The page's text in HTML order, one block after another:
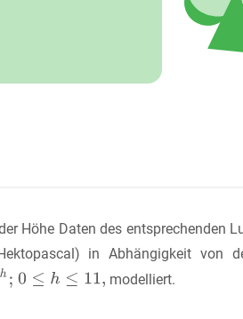
Höhe Daten des entsprechenden
in Abhängigkeit von
modelliert.